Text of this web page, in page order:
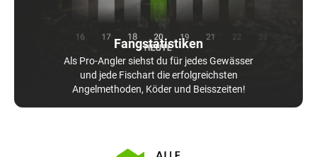
Fangstatistiken
Als Pro-Angler siehst du für jedes Gewässer
und jede Fischart die erfolgreichsten
Angelmethoden, Köder und Beisszeiten!